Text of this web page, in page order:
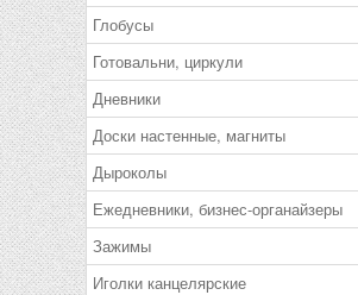
Глобусы
Готовальни, циркули
Дневники
Доски настенные, магниты
Дыроколы
Ежедневники, бизнес-органайзеры
Зажимы
Иголки канцелярские